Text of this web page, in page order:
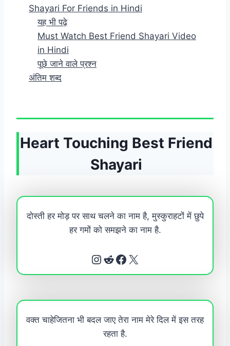
Shayari For Friends in Hindi
यह भी पढ़े
Must Watch Best Friend Shayari Video
in Hindi
पूछे जाने वाले प्रश्न
अंतिम शब्द
Heart Touching Best Friend
Shayari
दोस्ती हर मोड़ पर साथ चलने का नाम है, मुस्कुराहटों में छुपे
हर गमों को समझने का नाम है.
Instagram Reddit Facebook X
वक्त चाहेजितना भी बदल जाए तेरा नाम मेरे दिल में इस तरह
रहता है.